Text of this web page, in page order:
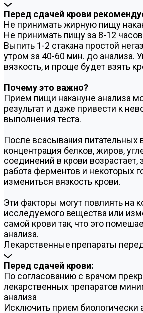
Перед сдачей крови
Не принимать жирную пищу
Не принимать пищу за 8-12
Выпить 1-2 стакана простой
утром за 40-60 мин. до анализа.
вязкость, и проще будет взять
Почему это важно?
Прием пищи накануне анализа
результат и даже привести к
выполнения теста.
После всасывания питательных
концентрация белков, жиров,
соединений в крови возрастает,
работа ферментов и некоторых
измениться вязкость крови.
Эти факторы могут повлиять на
исследуемого вещества или
самой крови так, что это
анализа.
Лекарственные препараты
Перед сдачей крови:
По согласованию с врачом
лекарственных препаратов
анализа
Исключить прием биологически